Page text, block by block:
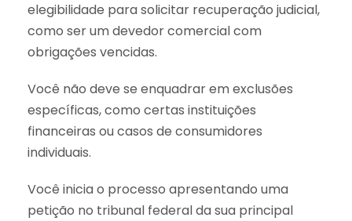
elegibilidade para solicitar recuperação judicial,
como ser um devedor comercial com
obrigações vencidas.
Você não deve se enquadrar em exclusões
específicas, como certas instituições
financeiras ou casos de consumidores
individuais.
Você inicia o processo apresentando uma
petição no tribunal federal da sua principal